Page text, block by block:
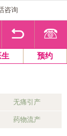
咨询
生 预约
无痛引产
药物流产